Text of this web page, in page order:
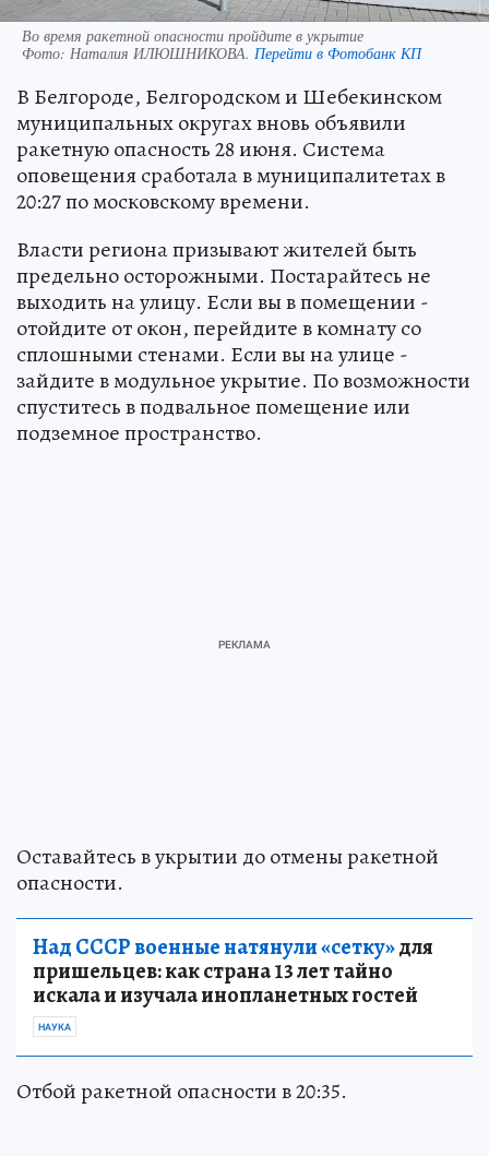
Во время ракетной опасности пройдите в укрытие
Фото: Наталия ИЛЮШНИКОВА. Перейти в Фотобанк КП
В Белгороде, Белгородском и Шебекинском
муниципальных округах вновь объявили
ракетную опасность 28 июня. Система
оповещения сработала в муниципалитетах в
20:27 по московскому времени.
Власти региона призывают жителей быть
предельно осторожными. Постарайтесь не
выходить на улицу. Если вы в помещении -
отойдите от окон, перейдите в комнату со
сплошными стенами. Если вы на улице -
зайдите в модульное укрытие. По возможности
спуститесь в подвальное помещение или
подземное пространство.
Оставайтесь в укрытии до отмены ракетной
опасности.
Над СССР военные натянули «сетку»для
пришельцев: как страна 13 лет тайно
искала и изучала инопланетных гостей
НАУКА
Отбой ракетной опасности в 20:35.